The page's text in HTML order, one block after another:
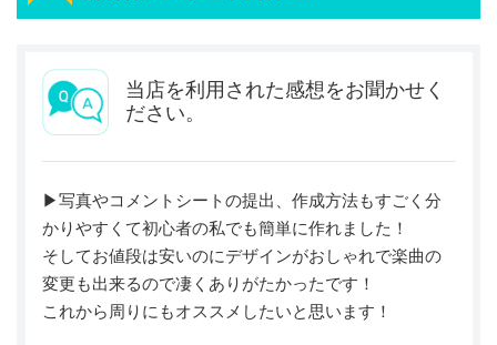
当店を利用された感想をお聞かせく
ださい。
▶︎写真やコメントシートの提出、作成方法もすごく分
かりやすくて初心者の私でも簡単に作れました！
そしてお値段は安いのにデザインがおしゃれで楽曲の
変更も出来るので凄くありがたかったです！
これから周りにもオススメしたいと思います！